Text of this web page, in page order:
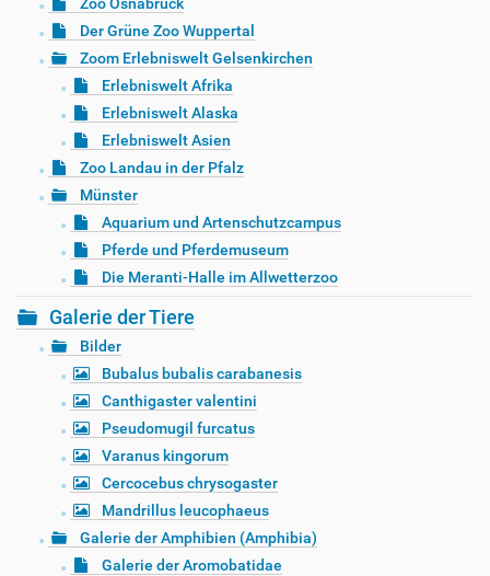
Zoo Osnabrück
Der Grüne Zoo Wuppertal
Zoom Erlebniswelt Gelsenkirchen
Erlebniswelt Afrika
Erlebniswelt Alaska
Erlebniswelt Asien
Zoo Landau in der Pfalz
Münster
Aquarium und Artenschutzcampus
Pferde und Pferdemuseum
Die Meranti-Halle im Allwetterzoo
Galerie der Tiere
Bilder
Bubalus bubalis carabanesis
Canthigaster valentini
Pseudomugil furcatus
Varanus kingorum
Cercocebus chrysogaster
Mandrillus leucophaeus
Galerie der Amphibien (Amphibia)
Galerie der Aromobatidae